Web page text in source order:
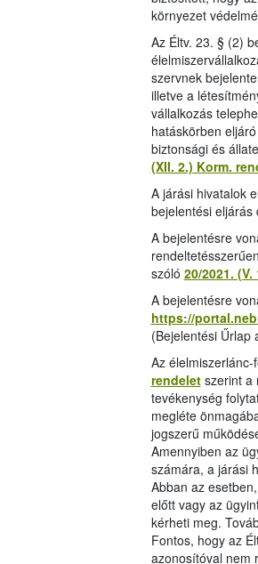
környezet
Az Éltv. 23. § (2)
szervnek
illetve a
vállalkozás
hatáskörben
biztonsági és
(XII. 2.) Korm.
A járási hivatalok
bejelentési eljárás
A bejelentésre
szóló 20/2021.
A bejelentésre
https://
(Bejelentési Űrlap
Az
rendeletszerint a
tevékenység
megléte
jogszerű
Amennyiben az
számára, a járási
Abban az
előtt vagy az
kérheti meg.
Fontos, hogy az
azonosítóval nem